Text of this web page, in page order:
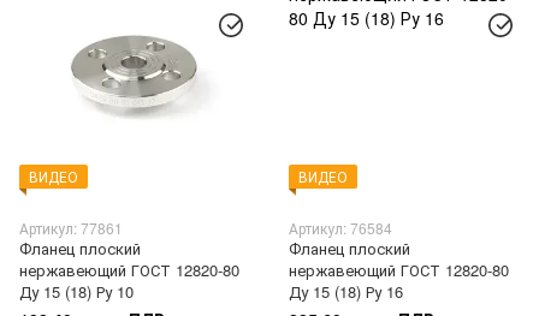
ВИДЕО
Артикул: 77861
Фланец плоский
нержавеющий ГОСТ 12820-80
Ду 15 (18) Ру 10
ВИДЕО
Артикул: 76584
Фланец плоский
нержавеющий ГОСТ 12820-80
Ду 15 (18) Ру 16